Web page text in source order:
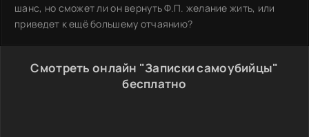
шанс, но сможет ли он вернуть Ф.П. желание жить, или
приведет к ещё большему отчаянию?
Смотреть онлайн "Записки самоубийцы"
бесплатно